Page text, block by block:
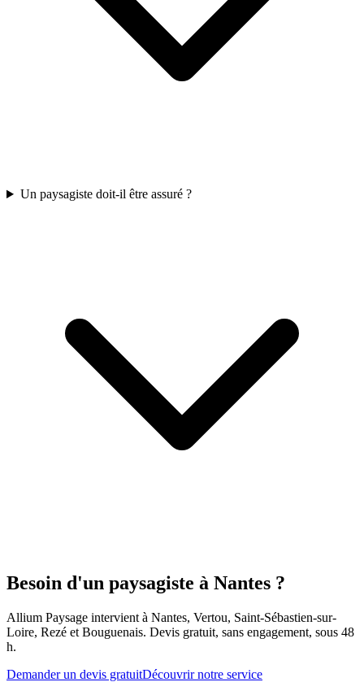
Un paysagiste doit-il être assuré ?
Besoin d'un paysagiste à Nantes ?
Allium Paysage intervient à Nantes, Vertou, Saint-Sébastien-sur-
Loire, Rezé et Bouguenais. Devis gratuit, sans engagement, sous 48
h.
Demander un devis gratuitDécouvrir notre service